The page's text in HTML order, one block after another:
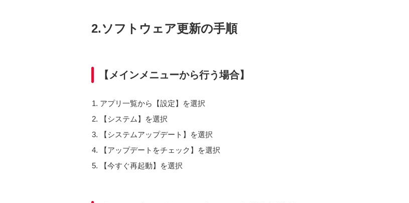
2.ソフトウェア更新の手順
【メインメニューから行う場合】
アプリ一覧から【設定】を選択
【システム】を選択
【システムアップデート】を選択
【アップデートをチェック】を選択
【今すぐ再起動】を選択